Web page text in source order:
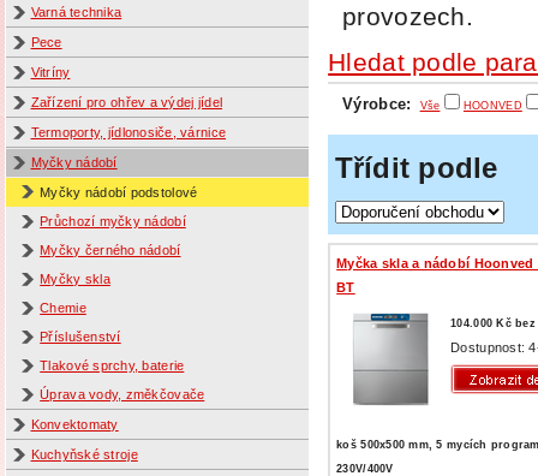
Varná technika
Pece
Vitríny
Zařízení pro ohřev a výdej jídel
Termoporty, jídlonosiče, várnice
Myčky nádobí
Myčky nádobí podstolové
Průchozí myčky nádobí
Myčky černého nádobí
Myčky skla
Chemie
Příslušenství
Tlakové sprchy, baterie
Úprava vody, změkčovače
Konvektomaty
Kuchyňské stroje
provozech.
Hledat podle
Výrobce: Vše HOONVED
Třídit podle
Myčka skla a nádobí Hoonved
BT
104.000 Kč bez
Dostupnost:
koš 500x500 mm, 5 mycích
230V/400V